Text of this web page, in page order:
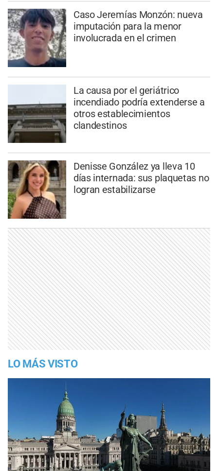
Caso Jeremías Monzón: nueva
imputación para la menor
involucrada en el crimen
La causa por el geriátrico
incendiado podría extenderse a
otros establecimientos
clandestinos
Denisse González ya lleva 10
días internada: sus plaquetas no
logran estabilizarse
LO MÁS VISTO